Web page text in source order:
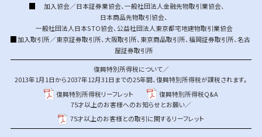
加入協会／日本証券業協会、 一般社団法人金融先物取引業協会、
日本商品先物取引協会、
一般社団法人日本STO協会、 公益社団法人東京都宅地建物取引業協会
加入取引所／東京証券取引所、大阪取引所、 東京商品取引所、福岡証券取引所、名古
屋証券取引所
復興特別所得税について／
2013年1月1日から2037年12月31日までの25年間、復興特別所得税が課税されます。
復興特別所得税リーフレット
復興特別所得税Q&A
75才以上のお客様へのお知らせとお願い／
75才以上のお客様との取引に関するリーフレット